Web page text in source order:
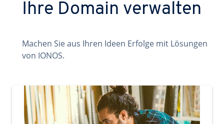
Ihre Domain verwalten
Machen Sie aus Ihren Ideen Erfolge mit Lösungen
von IONOS.